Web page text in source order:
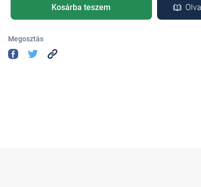
Kosárba teszem
Megosztás